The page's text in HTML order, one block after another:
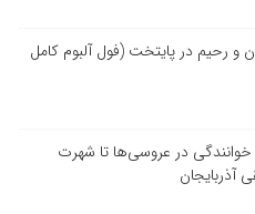
و رحیم در پایتخت (فول آلبوم کامل
خوانندگی در عروسی‌ها تا شهرت
آذربایجان